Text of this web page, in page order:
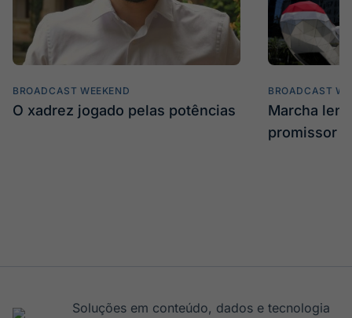
BROADCAST WEEKEND
O xadrez jogado pelas potências
BROADCAST
Marcha
promissor
Soluções em conteúdo, dados e tecnologia